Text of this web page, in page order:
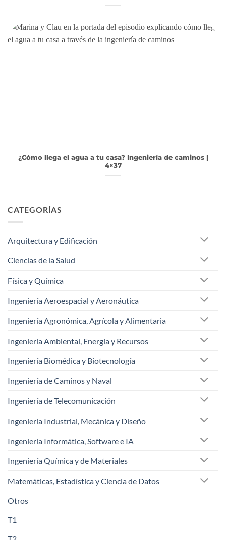
¿Cómo llega el agua a tu casa? Ingeniería de caminos |
4×37
CATEGORÍAS
Arquitectura y Edificación
Ciencias de la Salud
Física y Química
Ingeniería Aeroespacial y Aeronáutica
Ingeniería Agronómica, Agrícola y Alimentaria
Ingeniería Ambiental, Energía y Recursos
Ingeniería Biomédica y Biotecnología
Ingeniería de Caminos y Naval
Ingeniería de Telecomunicación
Ingeniería Industrial, Mecánica y Diseño
Ingeniería Informática, Software e IA
Ingeniería Química y de Materiales
Matemáticas, Estadística y Ciencia de Datos
Otros
T1